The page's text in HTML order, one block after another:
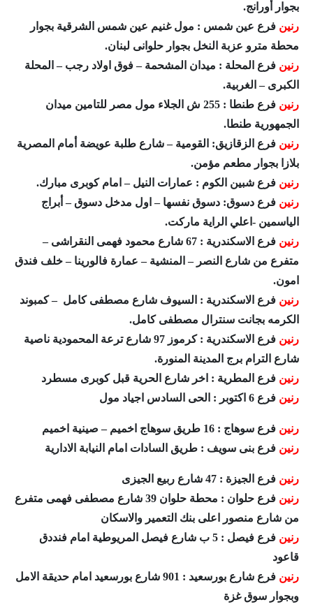
بجوار أورانج.
رنين فرع عين شمس : مول غنيم عين شمس الشرقية بجوار
محطة مترو عزبة النخل بجوار حلوانى لبنان.
رنين فرع المحلة : ميدان المشحمة – فوق اولاد رجب – المحلة
الكبرى – الغربية.
رنين
فرع طنطا : 255 ش الجلاء مول مصر للتامين ميدان
الجمهورية طنطا.
رنين فرع الزقازيق: القومية – شارع طلبة عويضة أمام المصرية
بلازا بجوار مطعم مؤمن.
رنين فرع شبين الكوم : عمارات النيل – امام كوبرى مبارك.
رنين فرع دسوق: دسوق نفسها – اول مدخل دسوق – أبراج
الياسمين -اعلي الراية ماركت.
رنين
فرع الاسكندرية : 67 شارع محمود فهمى النقراشى –
متفرع من شارع النصر – المنشية – عمارة فالورينا – خلف فندق
امون.
رنين فرع الاسكندرية : السيوف شارع مصطفى كامل – كمبوند
الكرمه بجانت سنترال مصطفى كامل.
رنين
فرع الاسكندرية : كرموز 97 شارع ترعة المحمودية ناصية
شارع الترام برج المدينة المنورة.
رنين فرع المطرية : اخر شارع الحرية قبل كوبرى مسطرد
رنين فرع 6 اكتوبر : الحى السادس اجياد مول
رنين فرع سوهاج : 16 طريق سوهاج اخميم – صينية اخميم
رنين فرع بنى سويف : طريق السادات امام النيابة الادارية
رنين فرع الجيزة : 47 شارع ربيع الجيزى
رنين
فرع حلوان : محطة حلوان 39 شارع مصطفى فهمى متفرع
من شارع منصور اعلى بنك التعمير والاسكان
رنين
فرع فيصل : 5 ب شارع فيصل المريوطية امام فنددق
قاعود
رنين
فرع شارع بورسعيد : 901 شارع بورسعيد امام حديقة الامل
وبجوار سوق غزة